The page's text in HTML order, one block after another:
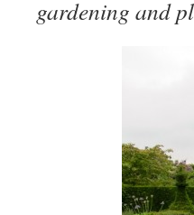
gardening and